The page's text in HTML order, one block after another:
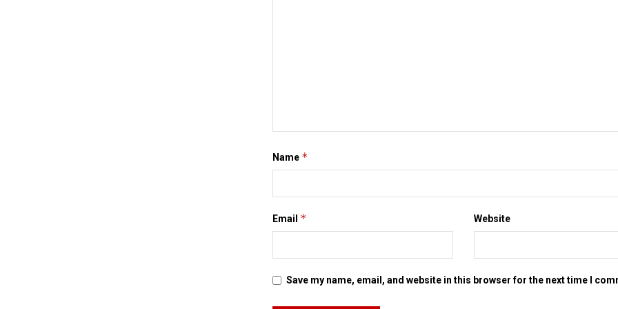
Name *
Email * Website
Save my name, email, and website in this browser for the next time I